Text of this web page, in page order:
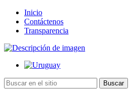
Inicio
Contáctenos
Transparencia